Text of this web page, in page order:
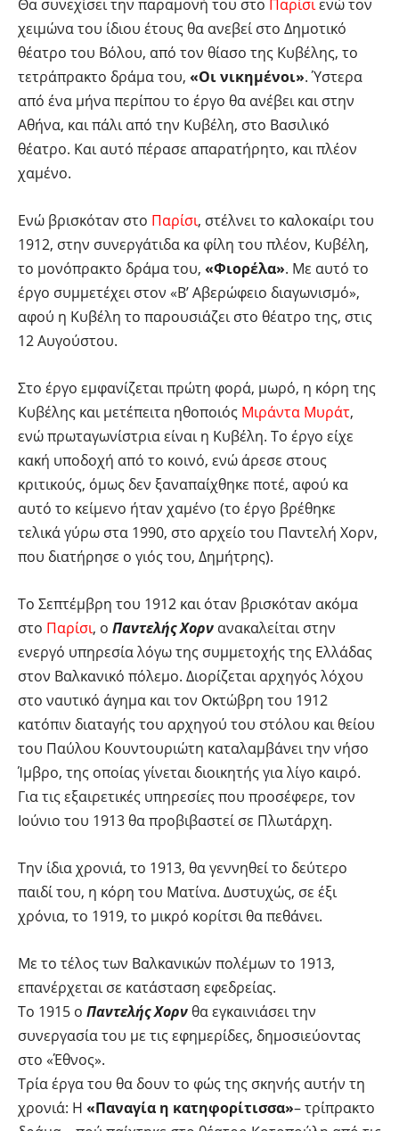
Θα συνεχίσει την παραμονή του στο Παρίσιενώ τον
χειμώνα του ίδιου έτους θα ανεβεί στο Δημοτικό
θέατρο του Βόλου, από τον θίασο της Κυβέλης, το
τετράπρακτο δράμα του, «Οι νικημένοι». Ύστερα
από ένα μήνα περίπου το έργο θα ανέβει και στην
Αθήνα, και πάλι από την Κυβέλη, στο Βασιλικό
θέατρο. Και αυτό πέρασε απαρατήρητο, και πλέον
χαμένο.
Ενώ βρισκόταν στο Παρίσι, στέλνει το καλοκαίρι του
1912, στην συνεργάτιδα κα φίλη του πλέον, Κυβέλη,
το μονόπρακτο δράμα του, «Φιορέλα». Με αυτό το
έργο συμμετέχει στον «Β’ Αβερώφειο διαγωνισμό»,
αφού η Κυβέλη το παρουσιάζει στο θέατρο της, στις
12 Αυγούστου.
Στο έργο εμφανίζεται πρώτη φορά, μωρό, η κόρη της
Κυβέλης και μετέπειτα ηθοποιός Μιράντα Μυράτ,
ενώ πρωταγωνίστρια είναι η Κυβέλη. Το έργο είχε
κακή υποδοχή από το κοινό, ενώ άρεσε στους
κριτικούς, όμως δεν ξαναπαίχθηκε ποτέ, αφού κα
αυτό το κείμενο ήταν χαμένο (το έργο βρέθηκε
τελικά γύρω στα 1990, στο αρχείο του Παντελή Χορν,
που διατήρησε ο γιός του, Δημήτρης).
Το Σεπτέμβρη του 1912 και όταν βρισκόταν ακόμα
στο Παρίσι, ο Παντελής Χορν ανακαλείται στην
ενεργό υπηρεσία λόγω της συμμετοχής της Ελλάδας
στον Βαλκανικό πόλεμο. Διορίζεται αρχηγός λόχου
στο ναυτικό άγημα και τον Οκτώβρη του 1912
κατόπιν διαταγής του αρχηγού του στόλου και θείου
του Παύλου Κουντουριώτη καταλαμβάνει την νήσο
Ίμβρο, της οποίας γίνεται διοικητής για λίγο καιρό.
Για τις εξαιρετικές υπηρεσίες που προσέφερε, τον
Ιούνιο του 1913 θα προβιβαστεί σε Πλωτάρχη.
Την ίδια χρονιά, το 1913, θα γεννηθεί το δεύτερο
παιδί του, η κόρη του Ματίνα. Δυστυχώς, σε έξι
χρόνια, το 1919, το μικρό κορίτσι θα πεθάνει.
Με το τέλος των Βαλκανικών πολέμων το 1913,
επανέρχεται σε κατάσταση εφεδρείας.
Το 1915 ο Παντελής Χορν θα εγκαινιάσει την
συνεργασία του με τις εφημερίδες, δημοσιεύοντας
στο «Έθνος».
Τρία έργα του θα δουν το φώς της σκηνής αυτήν τη
χρονιά: Η «Παναγία η κατηφορίτισσα»– τρίπρακτο